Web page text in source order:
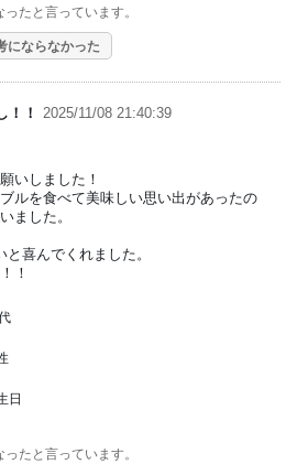
たと言っています。
にならなかった
！！
2025/11/08 21:40:39
いしました！
ルを食べて美味しい思い出があったの
ました。
喜んでくれました。
！
日
たと言っています。